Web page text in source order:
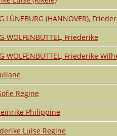
LÜNEBURG (HANNOVER),
WOLFENBÜTTEL, Friederike
WOLFENBÜTTEL, Friederike
Regine
Philippine
Luise Regine